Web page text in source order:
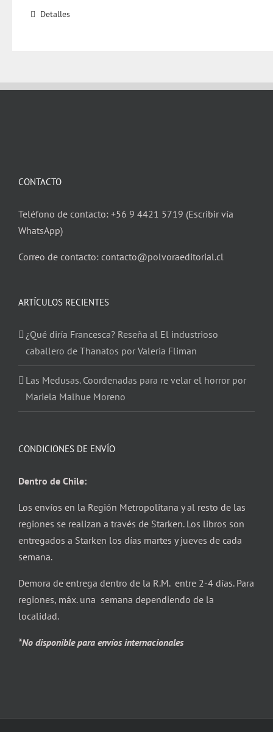
Detalles
CONTACTO
Teléfono de contacto: +56 9 4421 5719 (Escribir vía
WhatsApp)
Correo de contacto: contacto@polvoraeditorial.cl
ARTÍCULOS RECIENTES
¿Qué diría Francesca? Reseña al El industrioso
caballero de Thanatos por Valeria Fliman
Las Medusas. Coordenadas para re velar el horror por
Mariela Malhue Moreno
CONDICIONES DE ENVÍO
Dentro de Chile:
Los envíos en la Región Metropolitana y al resto de las
regiones se realizan a través de Starken. Los libros son
entregados a Starken los días martes y jueves de cada
semana.
Demora de entrega dentro de la R.M. entre 2-4 días. Para
regiones, máx. una semana dependiendo de la
localidad.
*No disponible para envíos internacionales